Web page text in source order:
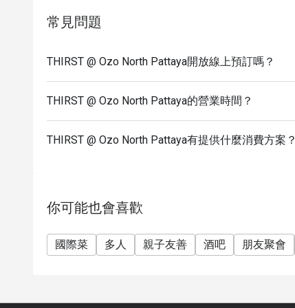
常見問題
THIRST @ Ozo North Pattaya開放線上預訂嗎？
THIRST @ Ozo North Pattaya的營業時間？
THIRST @ Ozo North Pattaya有提供什麼消費方案？
你可能也會喜歡
國際菜 多人 親子友善 酒吧 朋友聚會